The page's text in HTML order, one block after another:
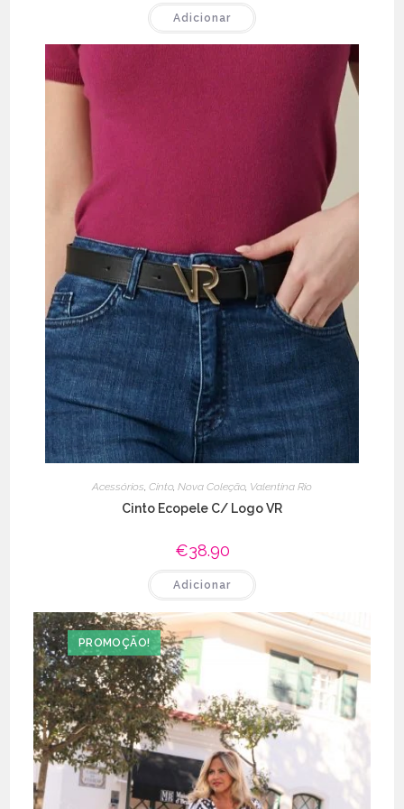
Adicionar
Acessórios, Cinto, Nova Coleção, Valentina Rio
Cinto Ecopele C/ Logo VR
€38.90
Adicionar
PROMOÇÃO!